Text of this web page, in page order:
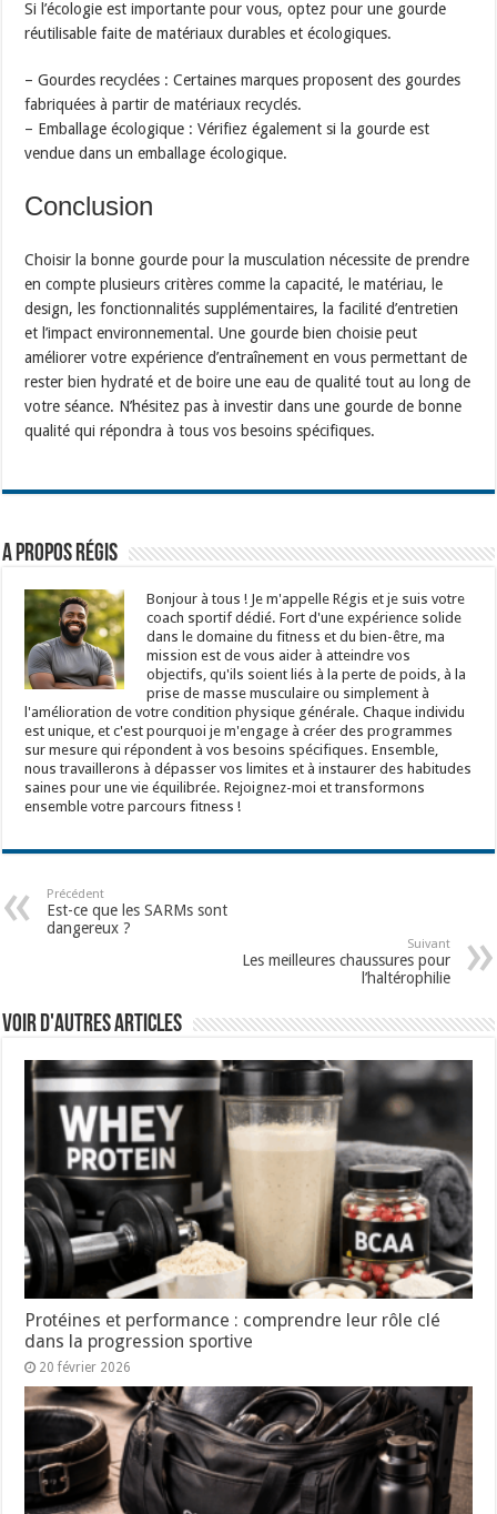
Si l’écologie est importante pour vous, optez pour une gourde
réutilisable faite de matériaux durables et écologiques.
– Gourdes recyclées : Certaines marques proposent des gourdes
fabriquées à partir de matériaux recyclés.
– Emballage écologique : Vérifiez également si la gourde est
vendue dans un emballage écologique.
Conclusion
Choisir la bonne gourde pour la musculation nécessite de prendre
en compte plusieurs critères comme la capacité, le matériau, le
design, les fonctionnalités supplémentaires, la facilité d’entretien
et l’impact environnemental. Une gourde bien choisie peut
améliorer votre expérience d’entraînement en vous permettant de
rester bien hydraté et de boire une eau de qualité tout au long de
votre séance. N’hésitez pas à investir dans une gourde de bonne
qualité qui répondra à tous vos besoins spécifiques.
A propos Régis
Bonjour à tous ! Je m'appelle Régis et je suis votre
coach sportif dédié. Fort d'une expérience solide
dans le domaine du fitness et du bien-être, ma
mission est de vous aider à atteindre vos
objectifs, qu'ils soient liés à la perte de poids, à la
prise de masse musculaire ou simplement à
l'amélioration de votre condition physique générale. Chaque individu
est unique, et c'est pourquoi je m'engage à créer des programmes
sur mesure qui répondent à vos besoins spécifiques. Ensemble,
nous travaillerons à dépasser vos limites et à instaurer des habitudes
saines pour une vie équilibrée. Rejoignez-moi et transformons
ensemble votre parcours fitness !
Précédent
Est-ce que les SARMs sont
dangereux ?
Suivant
Les meilleures chaussures pour
l’haltérophilie
Voir d'autres articles
Protéines et performance : comprendre leur rôle clé
dans la progression sportive
20 février 2026